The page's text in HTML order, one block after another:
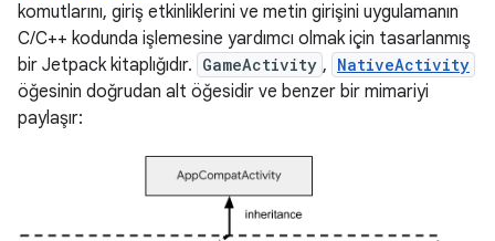
komutlarını, giriş etkinliklerini ve metin girişini uygulamanın
C/C++ kodunda işlemesine yardımcı olmak için tasarlanmış
bir Jetpack kitaplığıdır. GameActivity , NativeActivity
öğesinin doğrudan alt öğesidir ve benzer bir mimariyi
paylaşır: